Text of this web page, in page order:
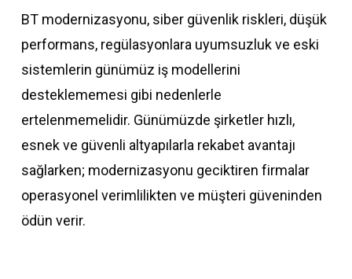
BT modernizasyonu, siber güvenlik riskleri, düşük
performans, regülasyonlara uyumsuzluk ve eski
sistemlerin günümüz iş modellerini
desteklememesi gibi nedenlerle
ertelenmemelidir. Günümüzde şirketler hızlı,
esnek ve güvenli altyapılarla rekabet avantajı
sağlarken; modernizasyonu geciktiren firmalar
operasyonel verimlilikten ve müşteri güveninden
ödün verir.